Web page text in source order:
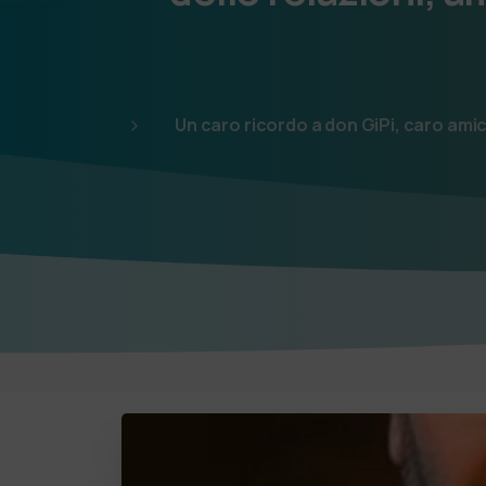
Un caro ricordo a don GiPi, caro